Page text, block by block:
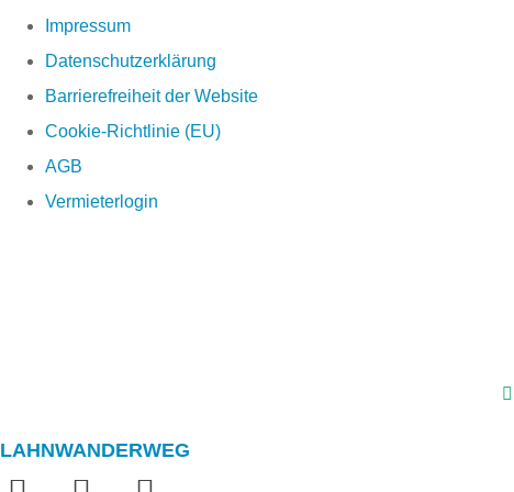
Impressum
Datenschutzerklärung
Barrierefreiheit der Website
Cookie-Richtlinie (EU)
AGB
Vermieterlogin
LAHNWANDERWEG